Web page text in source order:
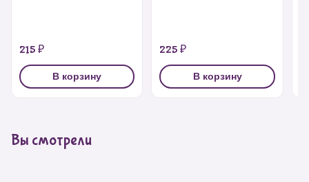
215 ₽
В корзину
225 ₽
В корзину
Вы смотрели